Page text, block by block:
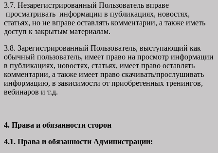
3.7. Незарегистрированный Пользователь вправе
просматривать информации в публикациях, новостях,
статьях, но не вправе оставлять комментарии, а также иметь
доступ к закрытым материалам.
3.8. Зарегистрированный Пользователь, выступающий как
обычный пользователь, имеет право на просмотр информации
в публикациях, новостях, статьях, имеет право оставлять
комментарии, а также имеет право скачивать/прослушивать
информацию, в зависимости от приобретенных тренингов,
вебинаров и т.д.
4. Права и обязанности сторон
4.1. Права и обязанности Администрации: